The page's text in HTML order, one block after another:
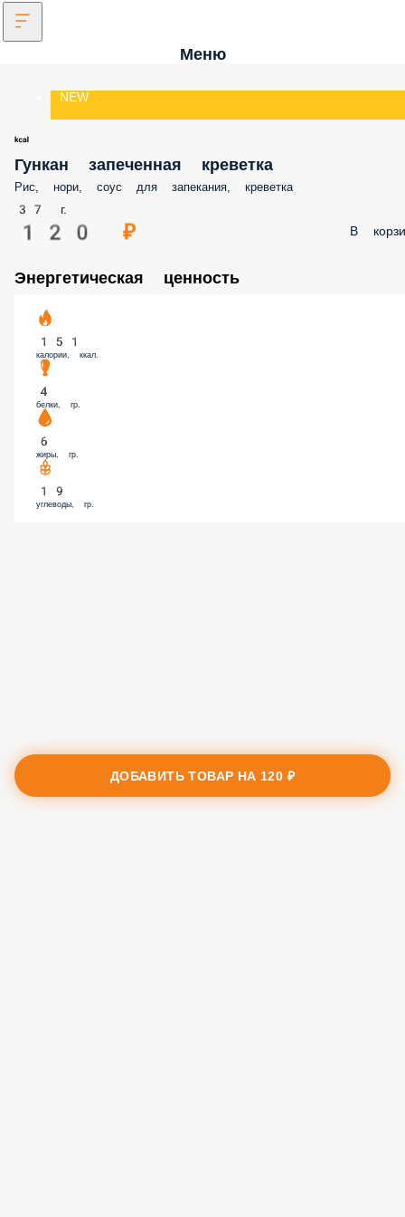
Меню
NEW
Гункан запеченная креветка
Рис, нори, соус для запекания, креветка
37 г.
120 ₽ В
Энергетическая ценность
151
калории, ккал.
4
белки, гр.
6
жиры, гр.
19
углеводы, гр.
ДОБАВИТЬ ТОВАР НА 120 ₽